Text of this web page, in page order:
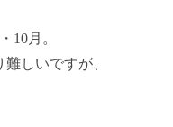
10月。
しいですが、